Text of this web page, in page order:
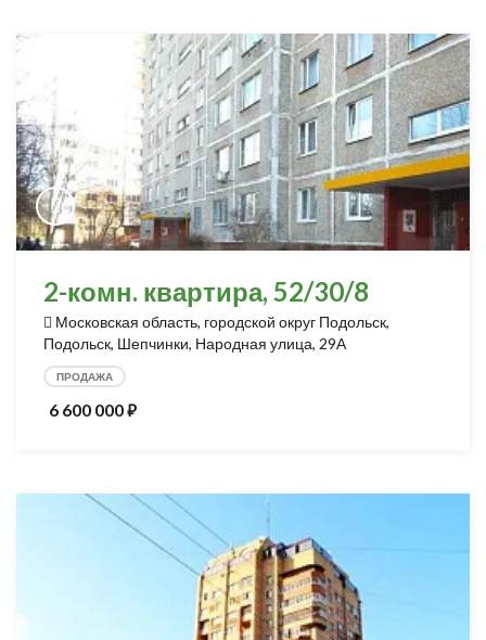
2-комн. квартира, 52/30/8
Московская область, городской округ Подольск,
Подольск, Шепчинки, Народная улица, 29А
ПРОДАЖА
6 600 000⃏